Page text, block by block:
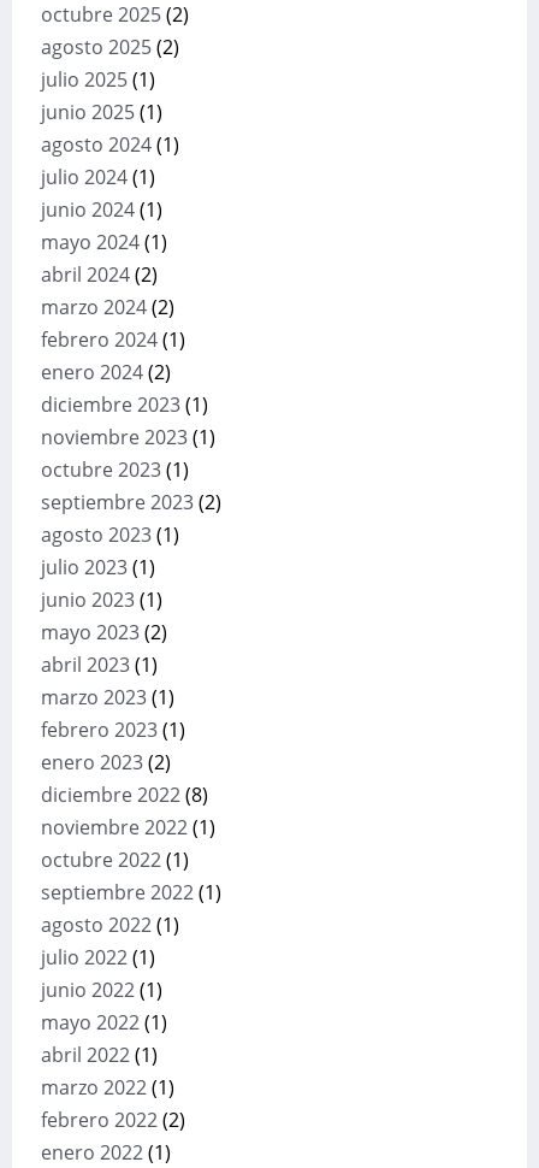
octubre 2025(2)
agosto 2025(2)
julio 2025(1)
junio 2025(1)
agosto 2024(1)
julio 2024(1)
junio 2024(1)
mayo 2024(1)
abril 2024(2)
marzo 2024(2)
febrero 2024(1)
enero 2024(2)
diciembre 2023(1)
noviembre 2023(1)
octubre 2023(1)
septiembre 2023(2)
agosto 2023(1)
julio 2023(1)
junio 2023(1)
mayo 2023(2)
abril 2023(1)
marzo 2023(1)
febrero 2023(1)
enero 2023(2)
diciembre 2022(8)
noviembre 2022(1)
octubre 2022(1)
septiembre 2022(1)
agosto 2022(1)
julio 2022(1)
junio 2022(1)
mayo 2022(1)
abril 2022(1)
marzo 2022(1)
febrero 2022(2)
enero 2022(1)